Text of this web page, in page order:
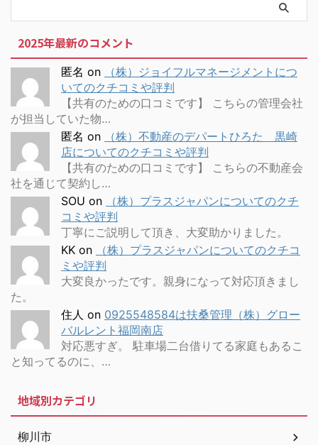
2025年最新のコメント
匿名 on
（株）ジョイフルマネージメントにつ
いてのクチコミや評判
【共有のための口コミです】 こちらの管理会社
が担当していた物…
匿名 on
（株）不動産のデパートひろた 黒崎
店についてのクチコミや評判
【共有のための口コミです】 こちらの不動産会
社を通じて契約し…
SOU on
（株）プラスジャパンについてのクチ
コミや評判
丁寧にご説明して頂き、大変助かりました。
KK on
（株）プラスジャパンについてのクチコ
ミや評判
大変良かったです。親身になって対応頂きまし
た。
住人 on 0925548584は扶桑管理（株）グロー
バルレント福岡南店
対応悪すぎ。 駐車場二台借りてる家庭もあるこ
と知ってるのに、…
地域別カテゴリ
柳川市